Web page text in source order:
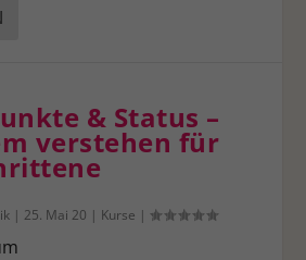
& Status –
verstehen für
| 25. Mai 20 | Kurse |
der Website erforderlich.
Informationen anzeigen
Informationen anonym. Diese Informationen
unsere Besucher unsere Website nutzen.